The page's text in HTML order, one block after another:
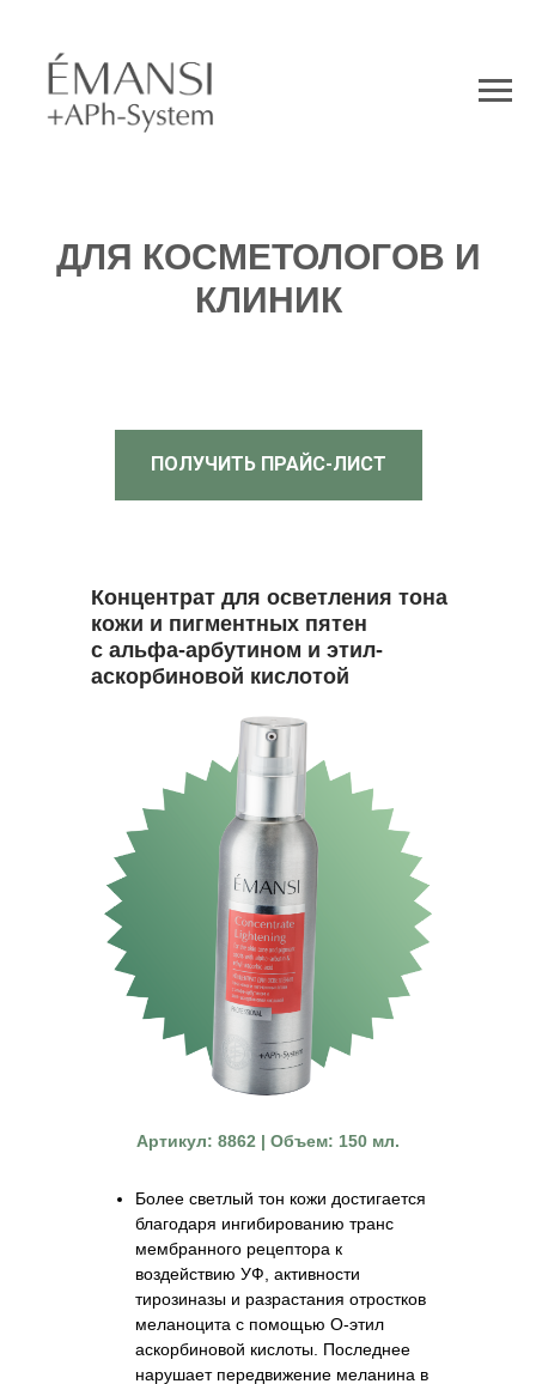
ДЛЯ КОСМЕТОЛОГОВ И
КЛИНИК
ПОЛУЧИТЬ ПРАЙС-ЛИСТ
Концентрат для осветления тона
кожи и пигментных пятен
с альфа-арбутином и этил-
аскорбиновой кислотой
Более светлый тон кожи достигается
благодаря ингибированию транс
мембранного рецептора к
воздействию УФ, активности
тирозиназы и разрастания отростков
меланоцита с помощью О-этил
аскорбиновой кислоты. Последнее
нарушает передвижение меланина в
Артикул: 8862 | Объем: 150 мл.